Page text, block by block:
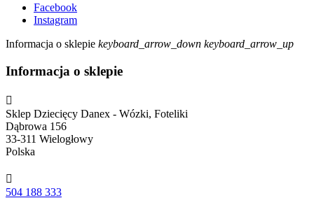
Facebook
Instagram
Informacja o sklepie keyboard_arrow_down keyboard_arrow_up
Informacja o sklepie

Sklep Dziecięcy Danex - Wózki, Foteliki
Dąbrowa 156
33-311 Wielogłowy
Polska

504 188 333